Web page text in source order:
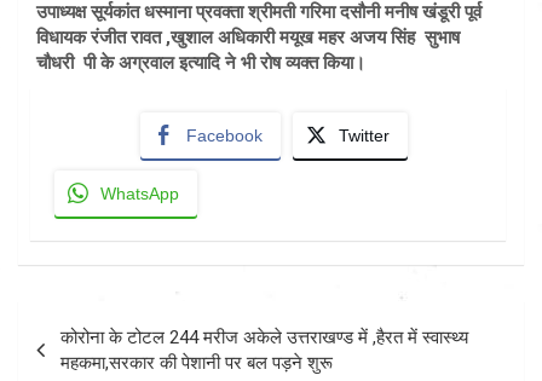
उपाध्यक्ष सूर्यकांत धस्माना प्रवक्ता श्रीमती गरिमा दसौनी मनीष खंडूरी पूर्व
विधायक रंजीत रावत ,खुशाल अधिकारी मयूख महर अजय सिंह सुभाष
चौधरी पी के अग्रवाल इत्यादि ने भी रोष व्यक्त किया।
Facebook Twitter
WhatsApp
Post
navigation
कोरोना के टोटल 244 मरीज अकेले उत्तराखण्ड में ,हैरत में स्वास्थ्य
महकमा,सरकार की पेशानी पर बल पड़ने शुरू